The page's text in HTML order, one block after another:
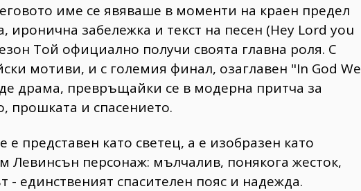
име се явяваше в моменти на краен предел
забележка и текст на песен (Hey Lord you
Той официално получи своята главна роля. С
мотиви, и с големия финал, озаглавен "In God We
драма, превръщайки се в модерна притча за
прошката и спасението.
представен като светец, а е изобразен като
Левинсън персонаж: мълчалив, понякога жесток,
- единственият спасителен пояс и надежда.